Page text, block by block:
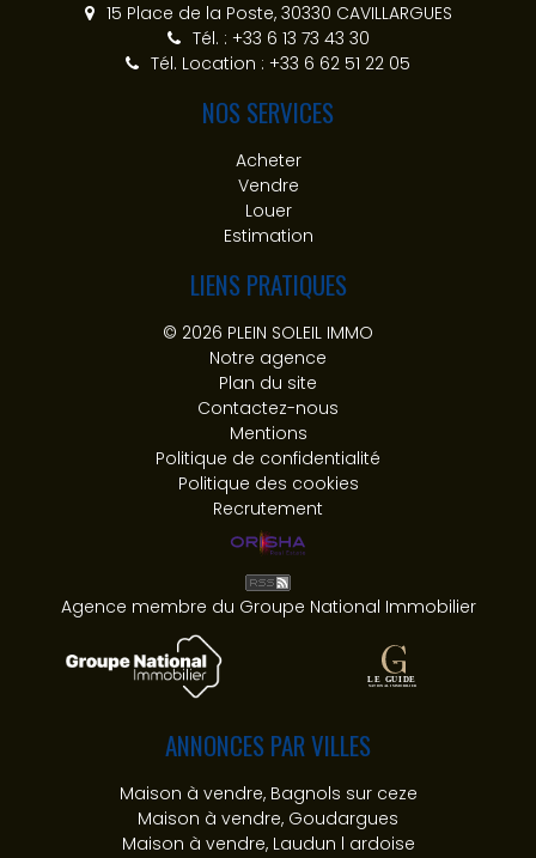
15 Place de la Poste, 30330 CAVILLARGUES
Tél. : +33 6 13 73 43 30
Tél. Location : +33 6 62 51 22 05
NOS SERVICES
Acheter
Vendre
Louer
Estimation
LIENS PRATIQUES
© 2026 PLEIN SOLEIL IMMO
Notre agence
Plan du site
Contactez-nous
Mentions
Politique de confidentialité
Politique des cookies
Recrutement
Agence membre du Groupe National Immobilier
ANNONCES PAR VILLES
Maison à vendre, Bagnols sur ceze
Maison à vendre, Goudargues
Maison à vendre, Laudun l ardoise